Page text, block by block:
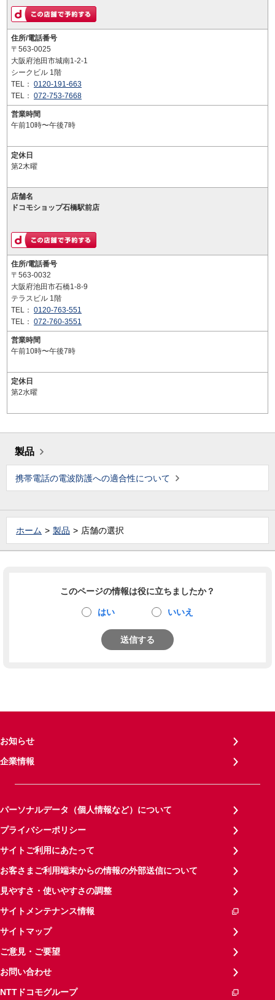
住所/電話番号
〒563-0025
大阪府池田市城南1-2-1
シークビル 1階
TEL： 0120-191-663
TEL： 072-753-7668
営業時間
午前10時〜午後7時
定休日
第2木曜
店舗名
ドコモショップ石橋駅前店
住所/電話番号
〒563-0032
大阪府池田市石橋1-8-9
テラスビル 1階
TEL： 0120-763-551
TEL： 072-760-3551
営業時間
午前10時〜午後7時
定休日
第2水曜
製品
携帯電話の電波防護への適合性について
ホーム 製品 店舗の選択
このページの情報は役に立ちましたか？
はい いいえ
送信する
お知らせ
企業情報
パーソナルデータ（個人情報など）について
プライバシーポリシー
サイトご利用にあたって
お客さまご利用端末からの情報の外部送信について
見やすさ・使いやすさの調整
サイトメンテナンス情報
サイトマップ
ご意見・ご要望
お問い合わせ
NTTドコモグループ